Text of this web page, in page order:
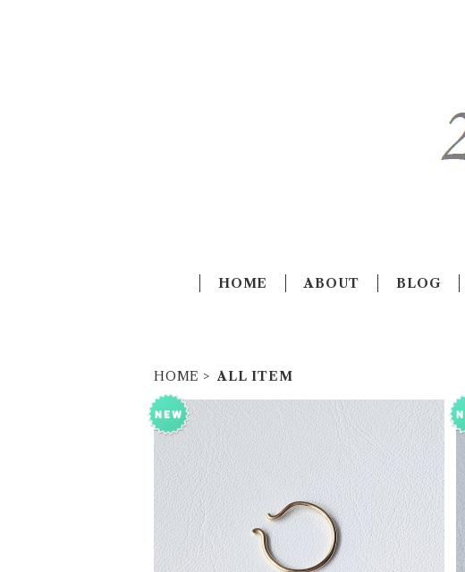
HOME ABOUT BLOG
HOME ALL ITEM